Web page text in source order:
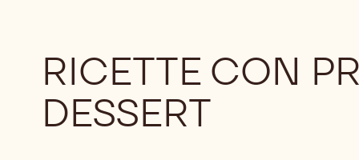
RICETTE CON
DESSERT